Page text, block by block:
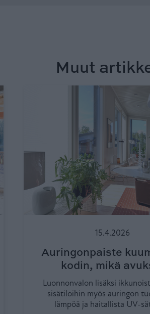
Muut
15.4.2026
Auringonpaiste
kodin, mikä
Luonnonvalon lisäksi
sisätiloihin myös auringon
lämpöä ja haitallista UV-